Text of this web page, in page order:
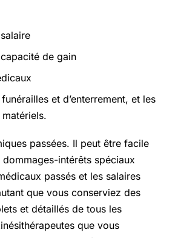
de gain
et d’enterrement, et les
passées. Il peut être facile
intérêts spéciaux
passés et les salaires
que vous conserviez des
et détaillés de tous les
que vous